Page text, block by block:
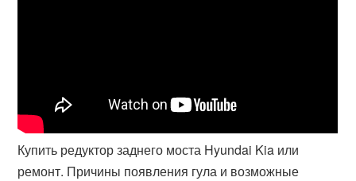
Купить редуктор заднего моста Hyundai Kia или
ремонт. Причины появления гула и возможные